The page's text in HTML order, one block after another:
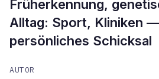
Früherkennung,
Alltag: Sport, Kliniken
persönliches Schicksal
AUTOR